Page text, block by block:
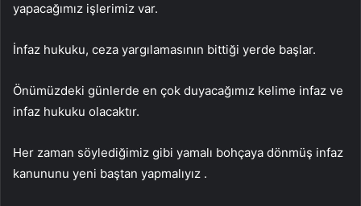
yapacağımız işlerimiz var.
İnfaz hukuku, ceza yargılamasının bittiği yerde başlar.
Önümüzdeki günlerde en çok duyacağımız kelime infaz ve
infaz hukuku olacaktır.
Her zaman söylediğimiz gibi yamalı bohçaya dönmüş infaz
kanununu yeni baştan yapmalıyız .